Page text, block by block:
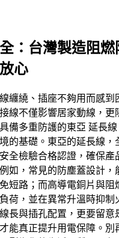
：台灣製造阻燃
心
纏繞、插座不夠用而感到
線不僅影響居家動線，更
備多重防護的東亞 延長線
的基礎。東亞的延長線，
全檢驗合格認證，確保產
如，常見的防塵蓋設計，
短路；而高導電銅片與阻
荷，並在異常升溫時抑制
長與插孔配置，更要留意
能真正提升用電保障。別